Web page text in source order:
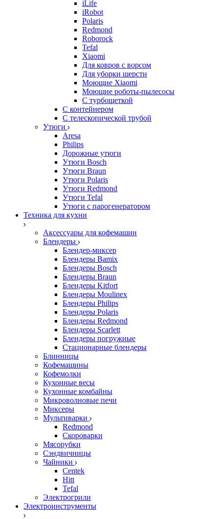
iLife
iRobot
Polaris
Redmond
Roborock
Tefal
Xiaomi
Для ковров с ворсом
Для уборки шерсти
Моющие Xiaomi
Моющие роботы-пылесосы
С турбощеткой
С контейнером
С телескопической трубой
Утюги
Aresa
Philips
Дорожные утюги
Утюги Bosch
Утюги Braun
Утюги Polaris
Утюги Redmond
Утюги Tefal
Утюги с парогенератором
Техника для кухни
Аксессуары для кофемашин
Блендеры
Блендер-миксер
Блендеры Bamix
Блендеры Bosch
Блендеры Braun
Блендеры Kitfort
Блендеры Moulinex
Блендеры Philips
Блендеры Polaris
Блендеры Redmond
Блендеры Scarlett
Блендеры погружные
Стационарные блендеры
Блинницы
Кофемашины
Кофемолки
Кухонные весы
Кухонные комбайны
Микроволновые печи
Миксеры
Мультиварки
Redmond
Скороварки
Мясорубки
Сэндвичницы
Чайники
Centek
Hitt
Tefal
Электрогрили
Электроинструменты